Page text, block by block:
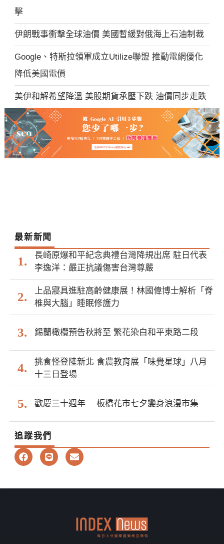
擊
伊朗戰事衝擊全球油價 美國暫緩對俄海上石油制裁
Google、特斯拉領軍成立Utilize聯盟 推動電網優化
降低美國電價
美伊和解希望降溫 美股期貨承壓下跌 油價同步走跌
最新新聞
長崎原爆和平紀念典禮台灣降規出席 駐日代表
李逸洋：嚴正抗議傷害台灣尊嚴
上品寢具進駐高齡健康展！林國偉博士解析「脊
椎與大腦」睡眠修護力
錫蘭橄欖預告秋將至 繁花染白和平東路二段
挑食怪登陸新北 食農教育展「味覺星球」八月
十三日登場
歡慶三十週年 板橋花市七夕變身浪漫市集
追蹤我們
F
a
b
L
i
E
n
l